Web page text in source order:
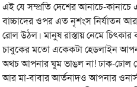
এই যে সম্প্রতি দেশের আনাচে-
বাচ্চাদের ওপর এত নৃশংস নির্যাতন
রোল উঠল। মানুষ রাস্তায় নেমে
চাবুকের মতো একেকটা হেডলাইন
অথচ আপনার ঘুম ভাঙল না! ঢাক-ঢোল
আর মা-বাবার আর্তনাদও আপনার